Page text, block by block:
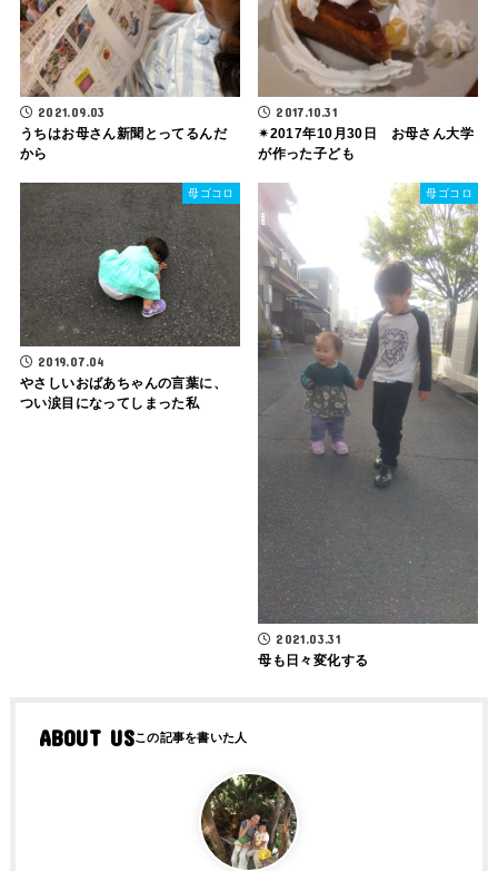
2021.09.03
うちはお母さん新聞とってるんだ
から
2017.10.31
✴2017年10月30日 お母さん大学
が作った子ども
母ゴコロ
2019.07.04
やさしいおばあちゃんの言葉に、
つい涙目になってしまった私
母ゴコロ
2021.03.31
母も日々変化する
ABOUT US